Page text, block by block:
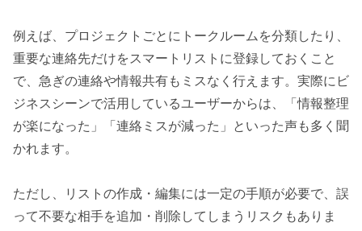
例えば、プロジェクトごとにトークルームを分類したり、
重要な連絡先だけをスマートリストに登録しておくこと
で、急ぎの連絡や情報共有もミスなく行えます。実際にビ
ジネスシーンで活用しているユーザーからは、「情報整理
が楽になった」「連絡ミスが減った」といった声も多く聞
かれます。
ただし、リストの作成・編集には一定の手順が必要で、誤
って不要な相手を追加・削除してしまうリスクもありま